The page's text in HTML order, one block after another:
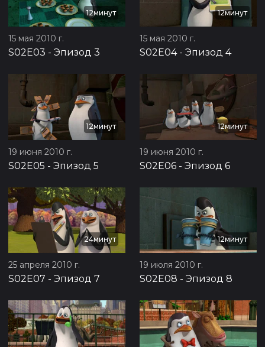
12минут
15 мая 2010 г.
S02E03 - Эпизод 3
12минут
15 мая 2010 г.
S02E04- Эпизод 4
12минут
19 июня 2010 г.
S02E05 - Эпизод 5
12минут
19 июня 2010 г.
S02E06 - Эпизод 6
24минут
25 апреля 2010 г.
S02E07 - Эпизод 7
12минут
19 июля 2010 г.
S02E08 - Эпизод 8